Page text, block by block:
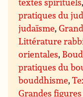
pratiques du
judaïsme,
Littérature
orientales,
pratiques du
bouddhisme,
Grandes